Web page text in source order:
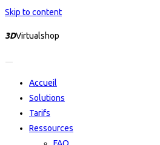
Skip to content
3DVirtualshop
Accueil
Solutions
Tarifs
Ressources